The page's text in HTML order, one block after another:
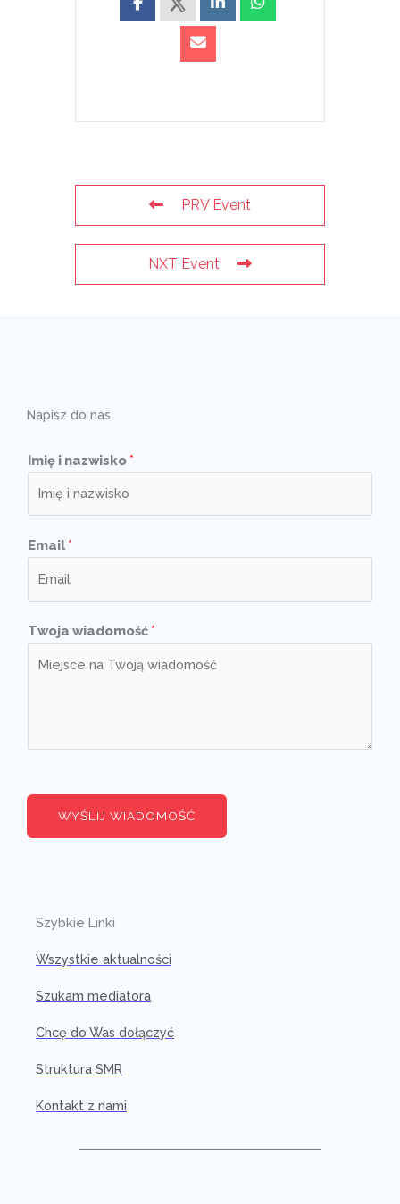
PRV Event
NXT Event
Napisz do nas
Imię i nazwisko *
Email *
Twoja wiadomość *
WYŚLIJ WIADOMOŚĆ
Szybkie Linki
Wszystkie aktualności
Szukam mediatora
Chcę do Was dołączyć
Struktura SMR
Kontakt z nami